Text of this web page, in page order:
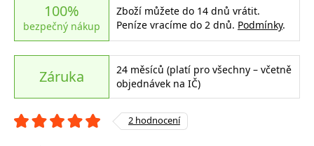
100%
bezpečný nákup
Zboží můžete do 14 dnů vrátit.
Peníze vracíme do 2 dnů. Podmínky.
Záruka
24 měsíců (platí pro všechny – včetně
objednávek na IČ)
2 hodnocení